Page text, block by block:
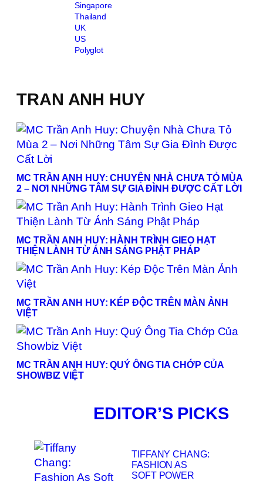
Singapore
Thailand
UK
US
Polyglot
TRAN ANH HUY
MC TRẦN ANH HUY: CHUYỆN NHÀ CHƯA TỎ MÙA
2 – NƠI NHỮNG TÂM SỰ GIA ĐÌNH ĐƯỢC CẤT LỜI
MC TRẦN ANH HUY: HÀNH TRÌNH GIEO HẠT
THIỆN LÀNH TỪ ÁNH SÁNG PHẬT PHÁP
MC TRẦN ANH HUY: KÉP ĐỘC TRÊN MÀN ẢNH
VIỆT
MC TRẦN ANH HUY: QUÝ ÔNG TIA CHỚP CỦA
SHOWBIZ VIỆT
EDITOR’S PICKS
TIFFANY CHANG:
FASHION AS
SOFT POWER